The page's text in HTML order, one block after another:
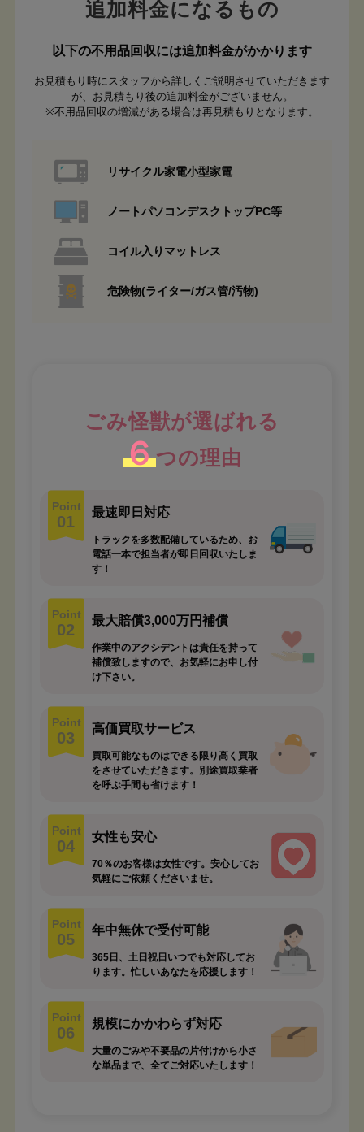
追加料金になるもの
以下の不用品回収には追加料金がかかります
お見積もり時にスタッフから詳しくご説明させていただきます
が、お見積もり後の追加料金がございません。
※不用品回収の増減がある場合は再見積もりとなります。
リサイクル家電小型家電
ノートパソコンデスクトップPC等
コイル入りマットレス
危険物(ライター/ガス管/汚物)
ごみ怪獣が選ばれる
６つの理由
Point
01
最速即日対応
トラックを多数配備しているため、お
電話一本で担当者が即日回収いたしま
す！
Point
02
最大賠償3,000万円補償
作業中のアクシデントは責任を持って
補償致しますので、お気軽にお申し付
け下さい。
Point
03
高価買取サービス
買取可能なものはできる限り高く買取
をさせていただきます。別途買取業者
を呼ぶ手間も省けます！
Point
04
女性も安心
70％のお客様は女性です。安心してお
気軽にご依頼くださいませ。
Point
05
年中無休で受付可能
365日、土日祝日いつでも対応してお
ります。忙しいあなたを応援します！
Point
06
規模にかかわらず対応
大量のごみや不要品の片付けから小さ
な単品まで、全てご対応いたします！